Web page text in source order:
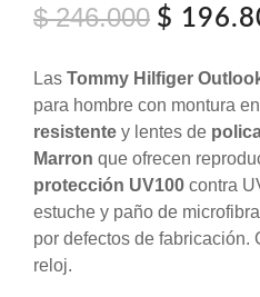
$246.000 El
original
era:
$
$
Las Tommy Hilfiger
para hombre con montura en
resistente y lentes de
Marron que ofrecen
protección UV100 contra
estuche y paño de
por defectos de fabricación.
reloj.